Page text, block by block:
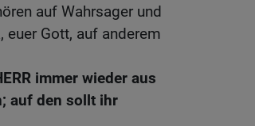
auf Wahrsager und
euer Gott, auf anderem
immer wieder aus
auf den sollt ihr